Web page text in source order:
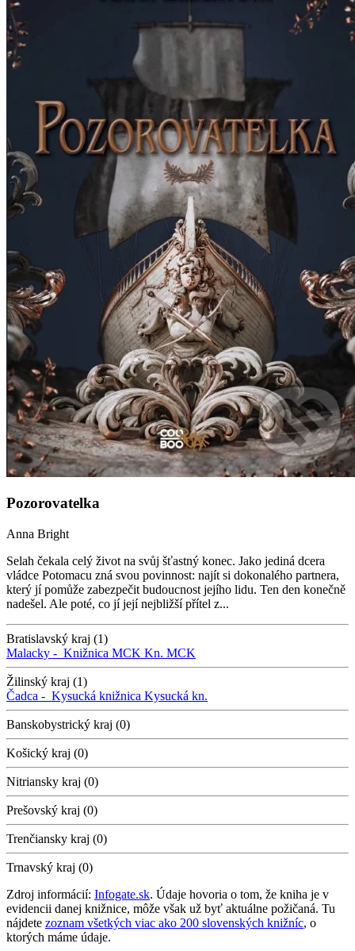
Pozorovatelka
Anna Bright
Selah čekala celý život na svůj šťastný konec. Jako jediná dcera
vládce Potomacu zná svou povinnost: najít si dokonalého partnera,
který jí pomůže zabezpečit budoucnost jejího lidu. Ten den konečně
nadešel. Ale poté, co jí její nejbližší přítel z...
Bratislavský kraj (1)
Malacky - Knižnica MCK Kn. MCK
Žilinský kraj (1)
Čadca - Kysucká knižnica Kysucká kn.
Banskobystrický kraj (0)
Košický kraj (0)
Nitriansky kraj (0)
Prešovský kraj (0)
Trenčiansky kraj (0)
Trnavský kraj (0)
Zdroj informácií: Infogate.sk. Údaje hovoria o tom, že kniha je v
evidencii danej knižnice, môže však už byť aktuálne požičaná. Tu
nájdete zoznam všetkých viac ako 200 slovenských knižníc, o
ktorých máme údaje.